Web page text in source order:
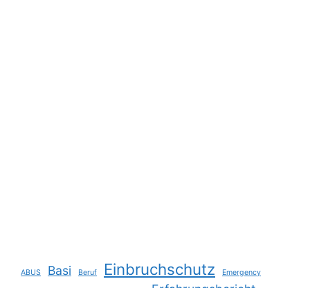
ABUS Basi Beruf Einbruchschutz Emergency